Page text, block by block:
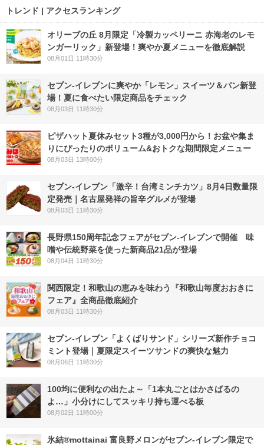
トレンド | アクセスランキング
オリーブの丘 8月限定「冷製カッペリーニ 赤海老のレモ
ンガーリック」新登場！爽やか夏メニューを徹底解説
08月01日 11時30分
セブン‐イレブンに爽やか「レモン」スイーツ＆パン新登
場！夏に食べたい限定商品をチェック
08月03日 11時30分
ピザハット夏休みセット3種が3,000円から！お盆や集ま
りにぴったりのボリューム&おトクな期間限定メニュー
08月03日 13時00分
セブン-イレブン「激辛！台湾ミンチカツ」8月4日数量限
定発売｜名古屋発祥の旨辛グルメが登場
08月03日 11時30分
長野県150周年記念フェアがセブン-イレブンで開催 味
噌や伝統野菜を使った新商品21品が登場
08月04日 11時30分
関西限定！和歌山の恵みを味わう『和歌山毎度おおきに
フェア』全商品徹底紹介
08月03日 11時30分
セブン‐イレブン「よくばりサンド」シリーズ新作チョコ
ミント登場｜夏限定スイーツサンドの爽快な魅力
08月06日 11時30分
100均に便利なの出たよ～「1本丸ごとはかさばるの
よ…」小分けにしてスッキリ持ち運べる板
08月02日 11時00分
氷結®mottainai 富良野メロンがセブン‐イレブン限定で